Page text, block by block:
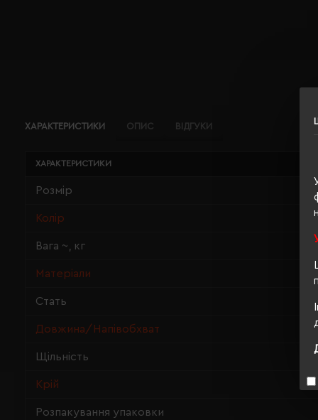
ХАРАКТЕРИСТИКИ ОПИС ВІДГУКИ
ХАРАКТЕРИСТИКИ
Розмір
Колір
Вага ~, кг
Матеріали
Стать
Довжина/Напівобхват
Щільність
Крій
Розпакування упаковки